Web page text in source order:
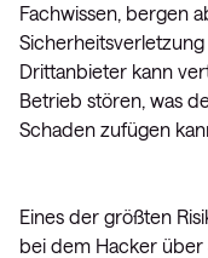
Fachwissen, bergen
Drittanbieter kann
Betrieb stören, was
Schaden zufügen
Eines der größten
bei dem Hacker über